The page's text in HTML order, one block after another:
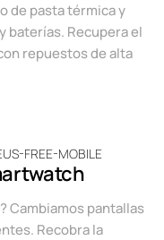
de pasta térmica y
baterías. Recupera el
repuestos de alta
Cambiamos pantallas
Recobra la